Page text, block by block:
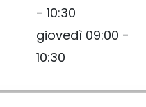
- 10:30
giovedì 09:00 -
10:30